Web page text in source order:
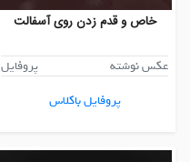
خاص و قدم زدن روی آسفالت
عکس نوشته
پروفایل
پروفایل باکلاس